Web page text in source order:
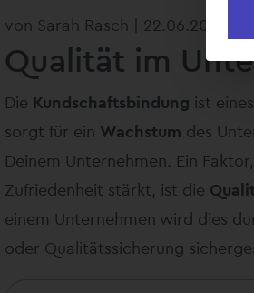
von Sarah Rasch 22.06.2026
Qualität im
Die Kundschaftsbindung ist
sorgt für ein Wachstum des
Deinem Unternehmen. Ein
Zufriedenheit stärkt, ist die
einem Unternehmen wird dies
oder Qualitätssicherung